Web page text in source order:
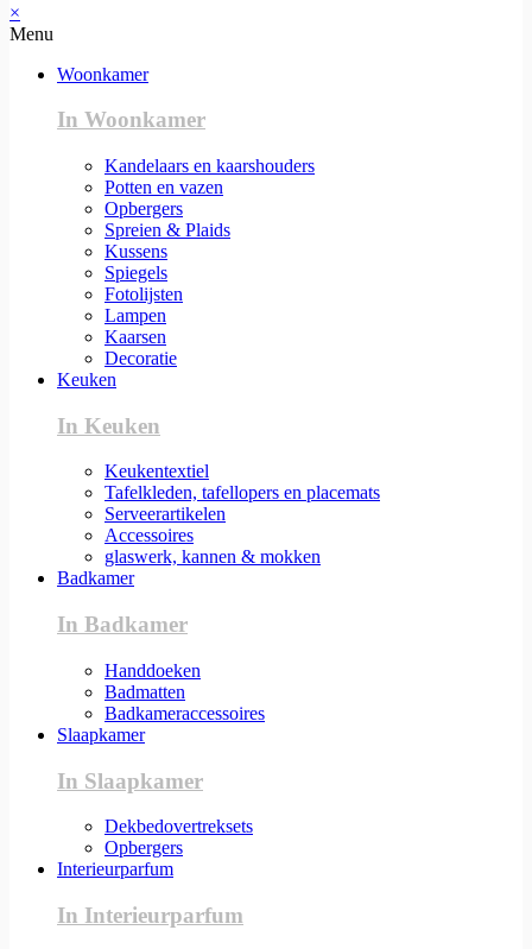
×
Menu
Woonkamer
In Woonkamer
Kandelaars en kaarshouders
Potten en vazen
Opbergers
Spreien & Plaids
Kussens
Spiegels
Fotolijsten
Lampen
Kaarsen
Decoratie
Keuken
In Keuken
Keukentextiel
Tafelkleden, tafellopers en placemats
Serveerartikelen
Accessoires
glaswerk, kannen & mokken
Badkamer
In Badkamer
Handdoeken
Badmatten
Badkameraccessoires
Slaapkamer
In Slaapkamer
Dekbedovertreksets
Opbergers
Interieurparfum
In Interieurparfum